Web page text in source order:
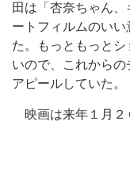
田は「杏奈ちゃん
ートフィルムのい
た。もっともっと
いので、これから
アピールしていた。
映画は来年１月２